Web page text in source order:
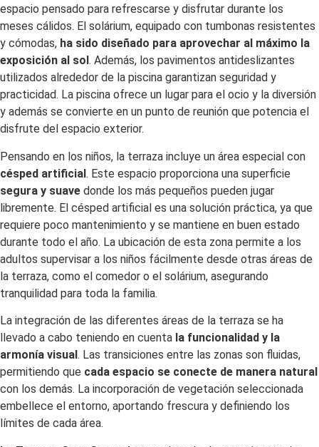
espacio pensado para refrescarse y disfrutar durante los
meses cálidos. El solárium, equipado con tumbonas resistentes
y cómodas, ha sido diseñado para aprovechar al máximo la
exposición al sol . Además, los pavimentos antideslizantes
utilizados alrededor de la piscina garantizan seguridad y
practicidad. La piscina ofrece un lugar para el ocio y la diversión
y además se convierte en un punto de reunión que potencia el
disfrute del espacio exterior.
Pensando en los niños, la terraza incluye un área especial con
césped artificial. Este espacio proporciona una superficie
segura y suave donde los más pequeños pueden jugar
libremente. El césped artificial es una solución práctica, ya que
requiere poco mantenimiento y se mantiene en buen estado
durante todo el año. La ubicación de esta zona permite a los
adultos supervisar a los niños fácilmente desde otras áreas de
la terraza, como el comedor o el solárium, asegurando
tranquilidad para toda la familia.
La integración de las diferentes áreas de la terraza se ha
llevado a cabo teniendo en cuenta la funcionalidad y la
armonía visual . Las transiciones entre las zonas son fluidas,
permitiendo que cada espacio se conecte de manera natural
con los demás. La incorporación de vegetación seleccionada
embellece el entorno, aportando frescura y definiendo los
límites de cada área.